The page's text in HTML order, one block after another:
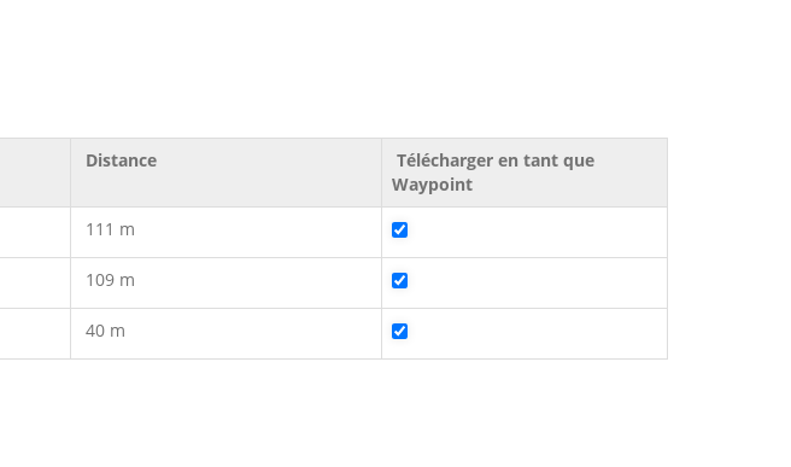
Distance
Télécharger en tant que
Waypoint
111 m
109 m
40 m